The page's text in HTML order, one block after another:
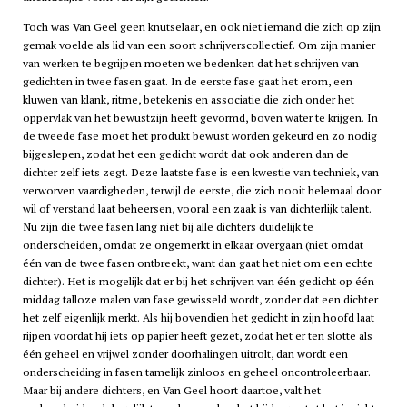
Toch was Van Geel geen knutselaar, en ook niet iemand die zich op zijn
gemak voelde als lid van een soort schrijverscollectief. Om zijn manier
van werken te begrijpen moeten we bedenken dat het schrijven van
gedichten in twee fasen gaat. In de eerste fase gaat het erom, een
kluwen van klank, ritme, betekenis en associatie die zich onder het
oppervlak van het bewustzijn heeft gevormd, boven water te krijgen. In
de tweede fase moet het produkt bewust worden gekeurd en zo nodig
bijgeslepen, zodat het een gedicht wordt dat ook anderen dan de
dichter zelf iets zegt. Deze laatste fase is een kwestie van techniek, van
verworven vaardigheden, terwijl de eerste, die zich nooit helemaal door
wil of verstand laat beheersen, vooral een zaak is van dichterlijk talent.
Nu zijn die twee fasen lang niet bij alle dichters duidelijk te
onderscheiden, omdat ze ongemerkt in elkaar overgaan (niet omdat
één van de twee fasen ontbreekt, want dan gaat het niet om een echte
dichter). Het is mogelijk dat er bij het schrijven van één gedicht op één
middag talloze malen van fase gewisseld wordt, zonder dat een dichter
het zelf eigenlijk merkt. Als hij bovendien het gedicht in zijn hoofd laat
rijpen voordat hij iets op papier heeft gezet, zodat het er ten slotte als
één geheel en vrijwel zonder doorhalingen uitrolt, dan wordt een
onderscheiding in fasen tamelijk zinloos en geheel oncontroleerbaar.
Maar bij andere dichters, en Van Geel hoort daartoe, valt het